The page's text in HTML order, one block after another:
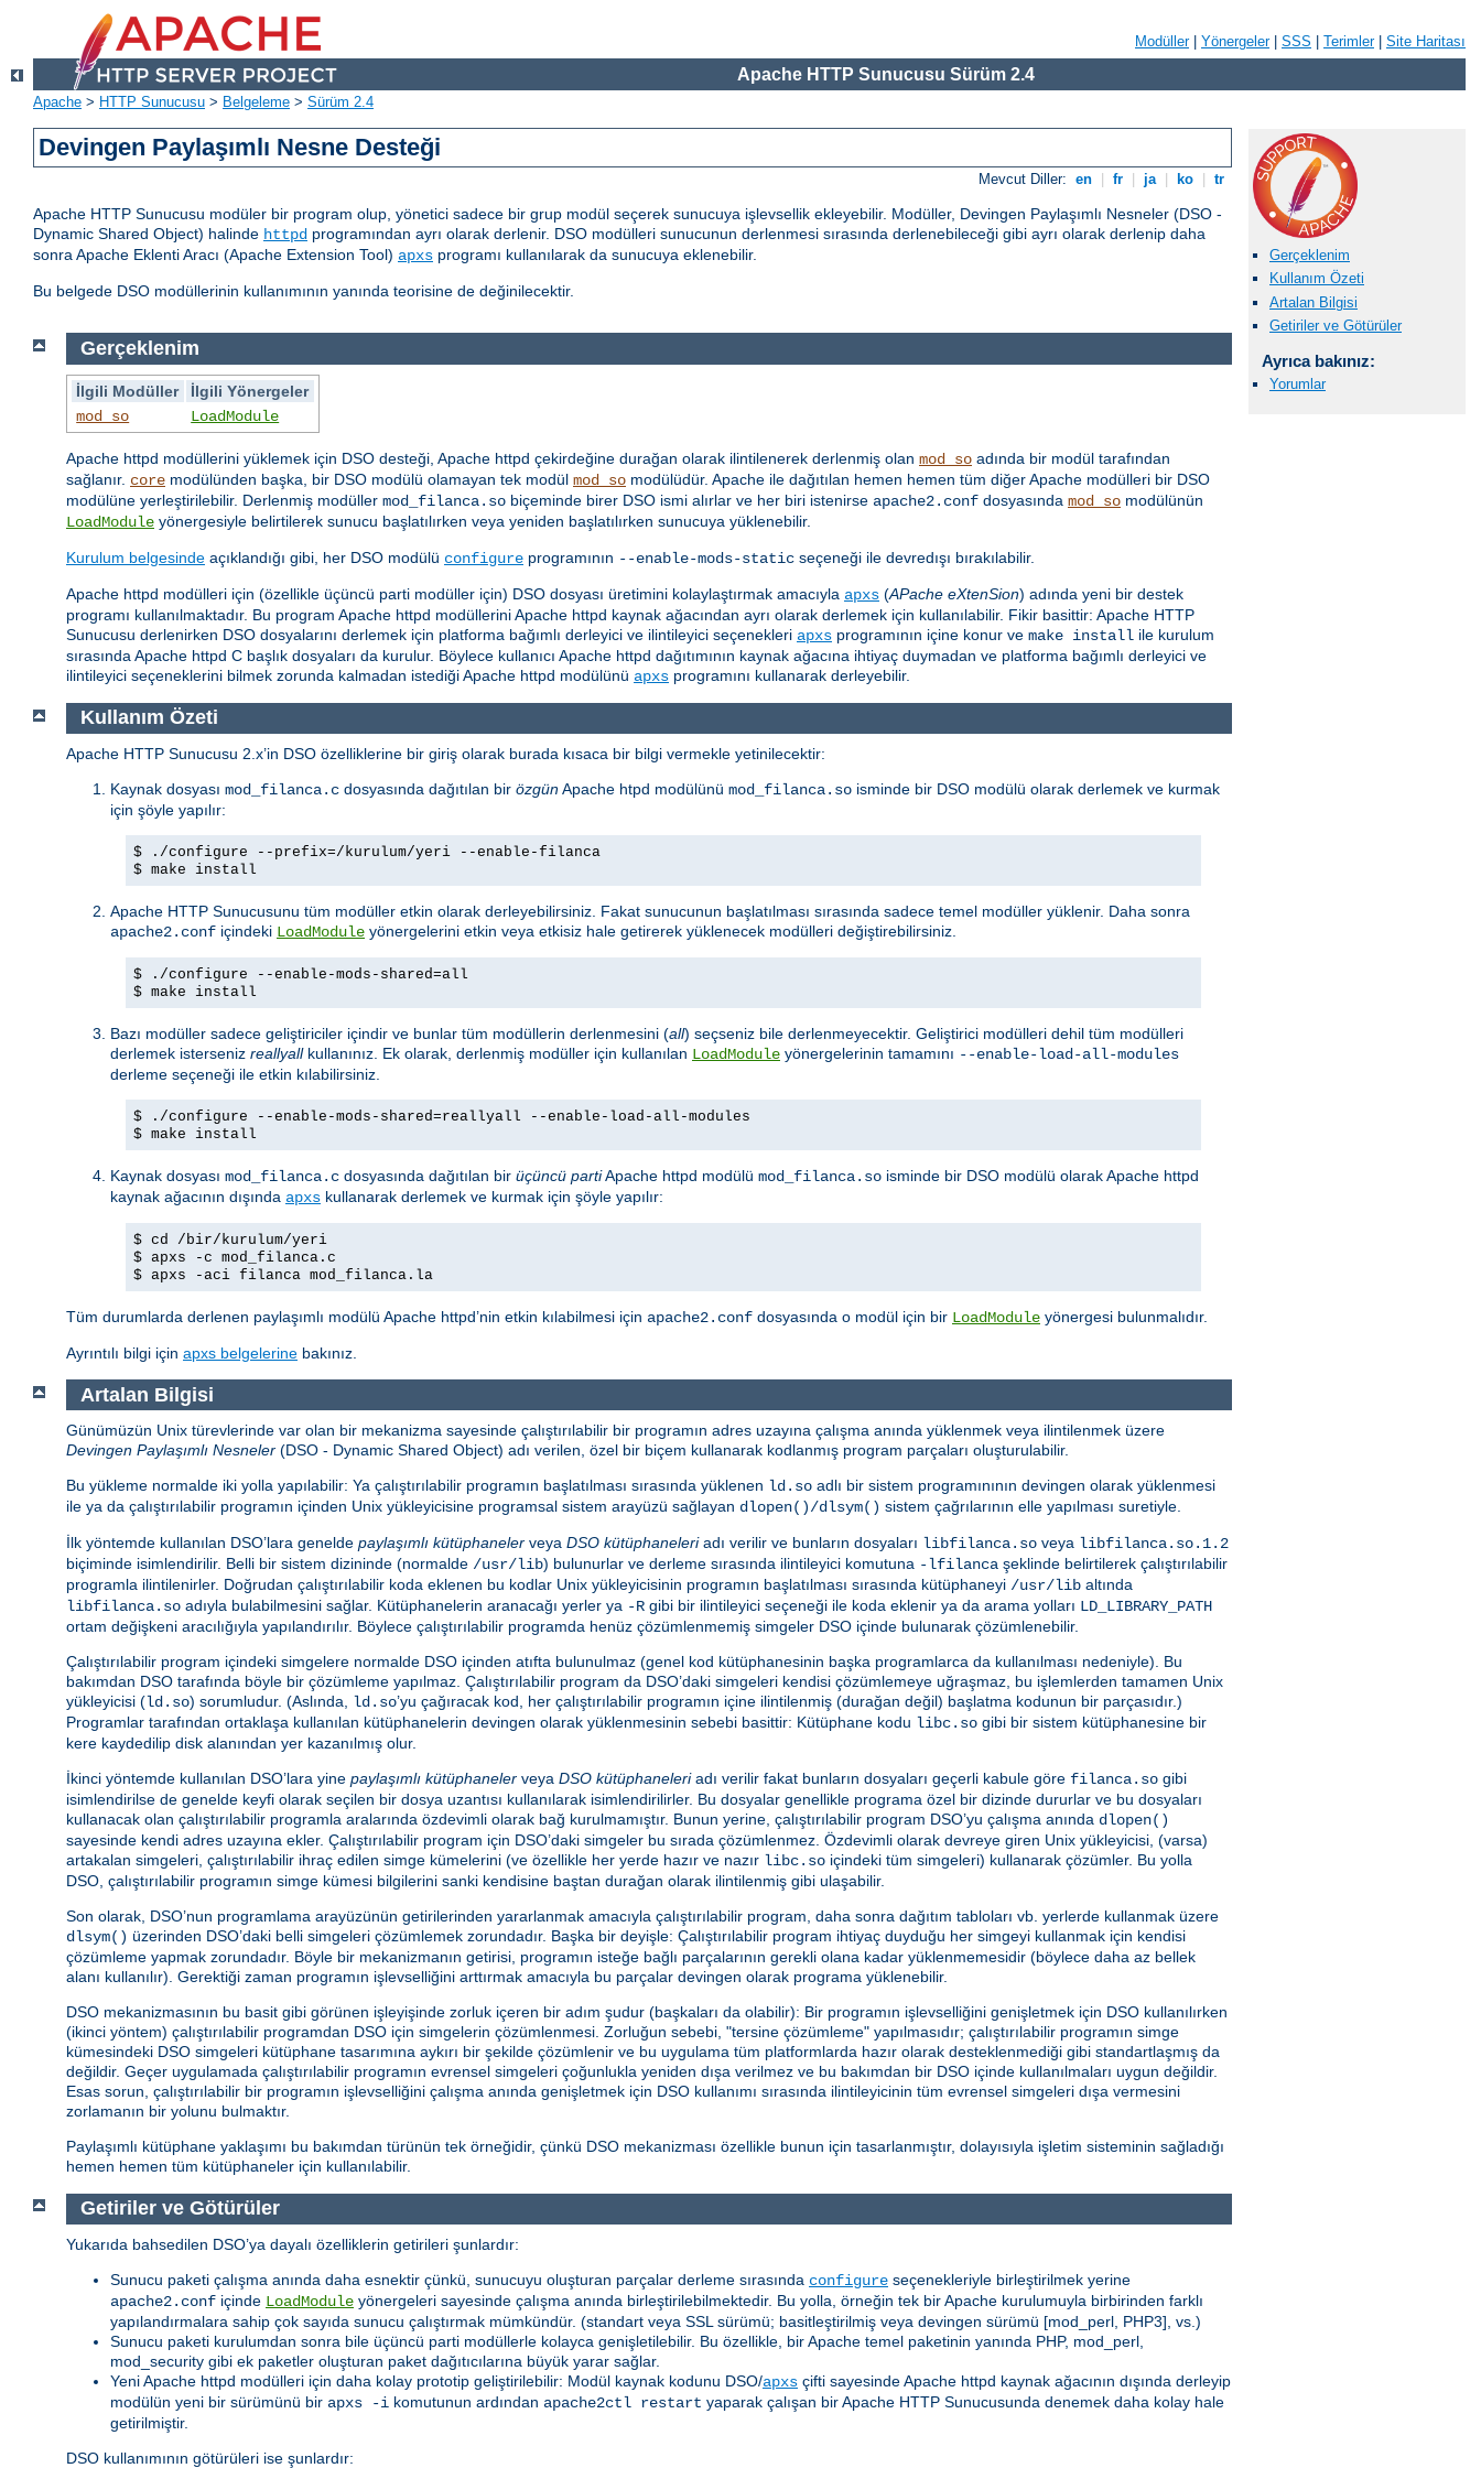
Modüller| Yönergeler| SSS Terimler| Site Haritası
Apache HTTP Sunucusu Sürüm 2.4
Apache > HTTP Sunucusu > Belgeleme > Sürüm 2.4
Devingen Paylaşımlı Nesne Desteği
Mevcut Diller: en fr ja ko tr
Apache HTTP Sunucusu modüler bir program olup, yönetici sadece bir grup modül seçerek sunucuya işlevsellik ekleyebilir. Modüller, Devingen Paylaşımlı Nesneler (DSO -
Dynamic Shared Object) halinde httpd programından ayrı olarak derlenir. DSO modülleri sunucunun derlenmesi sırasında derlenebileceği gibi ayrı olarak derlenip daha
sonra Apache Eklenti Aracı (Apache Extension Tool) apxs programı kullanılarak da sunucuya eklenebilir.
Bu belgede DSO modüllerinin kullanımının yanında teorisine de değinilecektir.
Gerçeklenim
Kullanım Özeti
Artalan Bilgisi
Getiriler ve Götürüler
Ayrıca bakınız:
Yorumlar
Gerçeklenim
İlgili Modüller
İlgili Yönergeler
mod_so
LoadModule
Apache httpd modüllerini yüklemek için DSO desteği, Apache httpd çekirdeğine durağan olarak ilintilenerek derlenmiş olan mod_so adında bir modül tarafından
sağlanır. core modülünden başka, bir DSO modülü olamayan tek modül mod_so modülüdür. Apache ile dağıtılan hemen hemen tüm diğer Apache modülleri bir DSO
modülüne yerleştirilebilir. Derlenmiş modüller mod_filanca.so biçeminde birer DSO ismi alırlar ve her biri istenirse apache2.conf dosyasında mod_so modülünün
LoadModule yönergesiyle belirtilerek sunucu başlatılırken veya yeniden başlatılırken sunucuya yüklenebilir.
Kurulum belgesinde açıklandığı gibi, her DSO modülü configure programının --enable-mods-static seçeneği ile devredışı bırakılabilir.
Apache httpd modülleri için (özellikle üçüncü parti modüller için) DSO dosyası üretimini kolaylaştırmak amacıyla apxs (APache eXtenSion) adında yeni bir destek
programı kullanılmaktadır. Bu program Apache httpd modüllerini Apache httpd kaynak ağacından ayrı olarak derlemek için kullanılabilir. Fikir basittir: Apache HTTP
Sunucusu derlenirken DSO dosyalarını derlemek için platforma bağımlı derleyici ve ilintileyici seçenekleri apxs programının içine konur ve make install ile kurulum
sırasında Apache httpd C başlık dosyaları da kurulur. Böylece kullanıcı Apache httpd dağıtımının kaynak ağacına ihtiyaç duymadan ve platforma bağımlı derleyici ve
ilintileyici seçeneklerini bilmek zorunda kalmadan istediği Apache httpd modülünü apxs programını kullanarak derleyebilir.
Kullanım Özeti
Apache HTTP Sunucusu 2.x’in DSO özelliklerine bir giriş olarak burada kısaca bir bilgi vermekle yetinilecektir:
Kaynak dosyası mod_filanca.c dosyasında dağıtılan bir özgünApache htpd modülünü mod_filanca.so isminde bir DSO modülü olarak derlemek ve kurmak
için şöyle yapılır:
$ ./configure --prefix=/kurulum/yeri --enable-filanca
$ make install
Apache HTTP Sunucusunu tüm modüller etkin olarak derleyebilirsiniz. Fakat sunucunun başlatılması sırasında sadece temel modüller yüklenir. Daha sonra
apache2.conf içindeki LoadModule yönergelerini etkin veya etkisiz hale getirerek yüklenecek modülleri değiştirebilirsiniz.
$ ./configure --enable-mods-shared=all
$ make install
Bazı modüller sadece geliştiriciler içindir ve bunlar tüm modüllerin derlenmesini (all) seçseniz bile derlenmeyecektir. Geliştirici modülleri dehil tüm modülleri
derlemek isterseniz reallyallkullanınız. Ek olarak, derlenmiş modüller için kullanılan LoadModule yönergelerinin tamamını --enable-load-all-modules
derleme seçeneği ile etkin kılabilirsiniz.
$ ./configure --enable-mods-shared=reallyall --enable-load-all-modules
$ make install
Kaynak dosyası mod_filanca.c dosyasında dağıtılan bir üçüncü partiApache httpd modülü mod_filanca.so isminde bir DSO modülü olarak Apache httpd
kaynak ağacının dışında apxs kullanarak derlemek ve kurmak için şöyle yapılır:
$ cd /bir/kurulum/yeri
$ apxs -c mod_filanca.c
$ apxs -aci filanca mod_filanca.la
Tüm durumlarda derlenen paylaşımlı modülü Apache httpd’nin etkin kılabilmesi için apache2.conf dosyasında o modül için bir LoadModule yönergesi bulunmalıdır.
Ayrıntılı bilgi için apxs belgelerine bakınız.
Artalan Bilgisi
Günümüzün Unix türevlerinde var olan bir mekanizma sayesinde çalıştırılabilir bir programın adres uzayına çalışma anında yüklenmek veya ilintilenmek üzere
Devingen Paylaşımlı Nesneler (DSO - Dynamic Shared Object) adı verilen, özel bir biçem kullanarak kodlanmış program parçaları oluşturulabilir.
Bu yükleme normalde iki yolla yapılabilir: Ya çalıştırılabilir programın başlatılması sırasında yüklenen ld.so adlı bir sistem programınının devingen olarak yüklenmesi
ile ya da çalıştırılabilir programın içinden Unix yükleyicisine programsal sistem arayüzü sağlayan dlopen()/dlsym() sistem çağrılarının elle yapılması suretiyle.
İlk yöntemde kullanılan DSO’lara genelde paylaşımlı kütüphaneler veya DSO kütüphaneleriadı verilir ve bunların dosyaları libfilanca.so veya libfilanca.so.1.2
biçiminde isimlendirilir. Belli bir sistem dizininde (normalde /usr/lib) bulunurlar ve derleme sırasında ilintileyici komutuna -lfilanca şeklinde belirtilerek çalıştırılabilir
programla ilintilenirler. Doğrudan çalıştırılabilir koda eklenen bu kodlar Unix yükleyicisinin programın başlatılması sırasında kütüphaneyi /usr/lib altında
libfilanca.so adıyla bulabilmesini sağlar. Kütüphanelerin aranacağı yerler ya -R gibi bir ilintileyici seçeneği ile koda eklenir ya da arama yolları LD_LIBRARY_PATH
ortam değişkeni aracılığıyla yapılandırılır. Böylece çalıştırılabilir programda henüz çözümlenmemiş simgeler DSO içinde bulunarak çözümlenebilir.
Çalıştırılabilir program içindeki simgelere normalde DSO içinden atıfta bulunulmaz (genel kod kütüphanesinin başka programlarca da kullanılması nedeniyle). Bu
bakımdan DSO tarafında böyle bir çözümleme yapılmaz. Çalıştırılabilir program da DSO’daki simgeleri kendisi çözümlemeye uğraşmaz, bu işlemlerden tamamen Unix
yükleyicisi (ld.so) sorumludur. (Aslında, ld.so’yu çağıracak kod, her çalıştırılabilir programın içine ilintilenmiş (durağan değil) başlatma kodunun bir parçasıdır.)
Programlar tarafından ortaklaşa kullanılan kütüphanelerin devingen olarak yüklenmesinin sebebi basittir: Kütüphane kodu libc.so gibi bir sistem kütüphanesine bir
kere kaydedilip disk alanından yer kazanılmış olur.
İkinci yöntemde kullanılan DSO’lara yine paylaşımlı kütüphaneler veya DSO kütüphaneleriadı verilir fakat bunların dosyaları geçerli kabule göre filanca.so gibi
isimlendirilse de genelde keyfi olarak seçilen bir dosya uzantısı kullanılarak isimlendirilirler. Bu dosyalar genellikle programa özel bir dizinde dururlar ve bu dosyaları
kullanacak olan çalıştırılabilir programla aralarında özdevimli olarak bağ kurulmamıştır. Bunun yerine, çalıştırılabilir program DSO’yu çalışma anında dlopen()
sayesinde kendi adres uzayına ekler. Çalıştırılabilir program için DSO’daki simgeler bu sırada çözümlenmez. Özdevimli olarak devreye giren Unix yükleyicisi, (varsa)
artakalan simgeleri, çalıştırılabilir ihraç edilen simge kümelerini (ve özellikle her yerde hazır ve nazır libc.so içindeki tüm simgeleri) kullanarak çözümler. Bu yolla
DSO, çalıştırılabilir programın simge kümesi bilgilerini sanki kendisine baştan durağan olarak ilintilenmiş gibi ulaşabilir.
Son olarak, DSO’nun programlama arayüzünün getirilerinden yararlanmak amacıyla çalıştırılabilir program, daha sonra dağıtım tabloları vb. yerlerde kullanmak üzere
dlsym() üzerinden DSO’daki belli simgeleri çözümlemek zorundadır. Başka bir deyişle: Çalıştırılabilir program ihtiyaç duyduğu her simgeyi kullanmak için kendisi
çözümleme yapmak zorundadır. Böyle bir mekanizmanın getirisi, programın isteğe bağlı parçalarının gerekli olana kadar yüklenmemesidir (böylece daha az bellek
alanı kullanılır). Gerektiği zaman programın işlevselliğini arttırmak amacıyla bu parçalar devingen olarak programa yüklenebilir.
DSO mekanizmasının bu basit gibi görünen işleyişinde zorluk içeren bir adım şudur (başkaları da olabilir): Bir programın işlevselliğini genişletmek için DSO kullanılırken
(ikinci yöntem) çalıştırılabilir programdan DSO için simgelerin çözümlenmesi. Zorluğun sebebi, "tersine çözümleme" yapılmasıdır; çalıştırılabilir programın simge
kümesindeki DSO simgeleri kütüphane tasarımına aykırı bir şekilde çözümlenir ve bu uygulama tüm platformlarda hazır olarak desteklenmediği gibi standartlaşmış da
değildir. Geçer uygulamada çalıştırılabilir programın evrensel simgeleri çoğunlukla yeniden dışa verilmez ve bu bakımdan bir DSO içinde kullanılmaları uygun değildir.
Esas sorun, çalıştırılabilir bir programın işlevselliğini çalışma anında genişletmek için DSO kullanımı sırasında ilintileyicinin tüm evrensel simgeleri dışa vermesini
zorlamanın bir yolunu bulmaktır.
Paylaşımlı kütüphane yaklaşımı bu bakımdan türünün tek örneğidir, çünkü DSO mekanizması özellikle bunun için tasarlanmıştır, dolayısıyla işletim sisteminin sağladığı
hemen hemen tüm kütüphaneler için kullanılabilir.
Getiriler ve Götürüler
Yukarıda bahsedilen DSO’ya dayalı özelliklerin getirileri şunlardır:
Sunucu paketi çalışma anında daha esnektir çünkü, sunucuyu oluşturan parçalar derleme sırasında configure seçenekleriyle birleştirilmek yerine
apache2.conf içinde LoadModule yönergeleri sayesinde çalışma anında birleştirilebilmektedir. Bu yolla, örneğin tek bir Apache kurulumuyla birbirinden farklı
yapılandırmalara sahip çok sayıda sunucu çalıştırmak mümkündür. (standart veya SSL sürümü; basitleştirilmiş veya devingen sürümü [mod_perl, PHP3], vs.)
Sunucu paketi kurulumdan sonra bile üçüncü parti modüllerle kolayca genişletilebilir. Bu özellikle, bir Apache temel paketinin yanında PHP, mod_perl,
mod_security gibi ek paketler oluşturan paket dağıtıcılarına büyük yarar sağlar.
Yeni Apache httpd modülleri için daha kolay prototip geliştirilebilir: Modül kaynak kodunu DSO/apxs çifti sayesinde Apache httpd kaynak ağacının dışında derleyip
modülün yeni bir sürümünü bir apxs -i komutunun ardından apache2ctl restart yaparak çalışan bir Apache HTTP Sunucusunda denemek daha kolay hale
getirilmiştir.
DSO kullanımının götürüleri ise şunlardır: